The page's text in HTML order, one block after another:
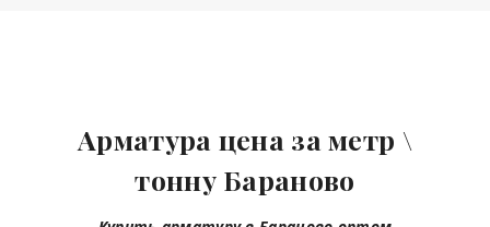
Арматура цена за метр \
тонну Бараново